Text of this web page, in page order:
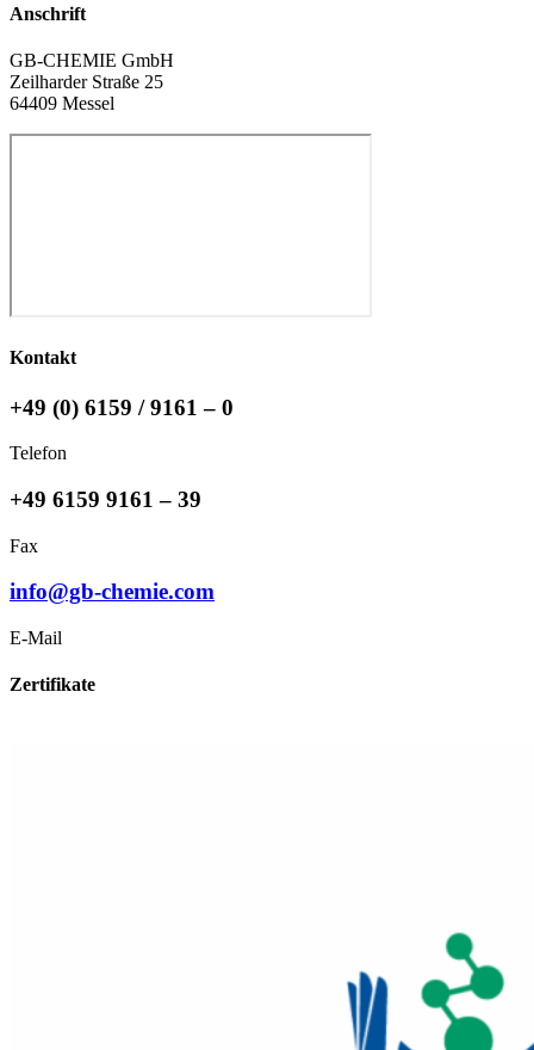
Anschrift
GB-CHEMIE GmbH
Zeilharder Straße 25
64409 Messel
Kontakt
+49 (0) 6159 / 9161 – 0
Telefon
+49 6159 9161 – 39
Fax
info@gb-chemie.com
E-Mail
Zertifikate